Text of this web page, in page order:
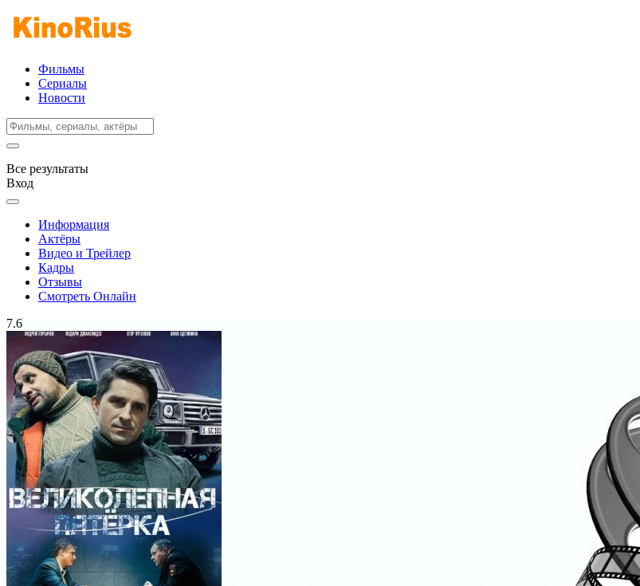
Фильмы
Сериалы
Новости
Все результаты
Вход
Информация
Актёры
Видео и Трейлер
Кадры
Отзывы
Смотреть Онлайн
7.6